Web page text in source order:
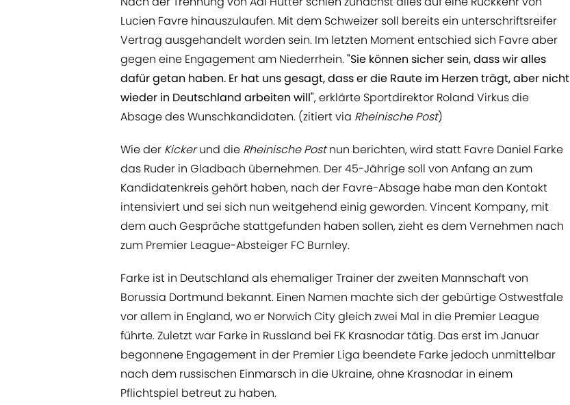
Lucien Favre hinauszulaufen. Mit dem Schweizer soll bereits ein unterschriftsreifer
Vertrag ausgehandelt worden sein. Im letzten Moment entschied sich Favre aber
gegen eine Engagement am Niederrhein."Sie können sicher sein, dass wir alles
dafür getan haben. Er hat uns gesagt, dass er die Raute im Herzen trägt, aber nicht
wieder in Deutschland arbeiten will", erklärte Sportdirektor Roland Virkus die
Absage des Wunschkandidaten. (zitiert via Rheinische Post)
Wie der Kickerund die Rheinische Postnun berichten, wird statt Favre Daniel Farke
das Ruder in Gladbach übernehmen. Der 45-Jährige soll von Anfang an zum
Kandidatenkreis gehört haben, nach der Favre-Absage habe man den Kontakt
intensiviert und sei sich nun weitgehend einig geworden. Vincent Kompany, mit
dem auch Gespräche stattgefunden haben sollen, zieht es dem Vernehmen nach
zum Premier League-Absteiger FC Burnley.
Farke ist in Deutschland als ehemaliger Trainer der zweiten Mannschaft von
Borussia Dortmund bekannt. Einen Namen machte sich der gebürtige Ostwestfale
vor allem in England, wo er Norwich City gleich zwei Mal in die Premier League
führte. Zuletzt war Farke in Russland bei FK Krasnodar tätig. Das erst im Januar
begonnene Engagement in der Premier Liga beendete Farke jedoch unmittelbar
nach dem russischen Einmarsch in die Ukraine, ohne Krasnodar in einem
Pflichtspiel betreut zu haben.